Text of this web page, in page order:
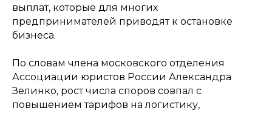
выплат, которые для многих
предпринимателей приводят к остановке
бизнеса.
По словам члена московского отделения
Ассоциации юристов России Александра
Зелинко, рост числа споров совпал с
повышением тарифов на логистику,